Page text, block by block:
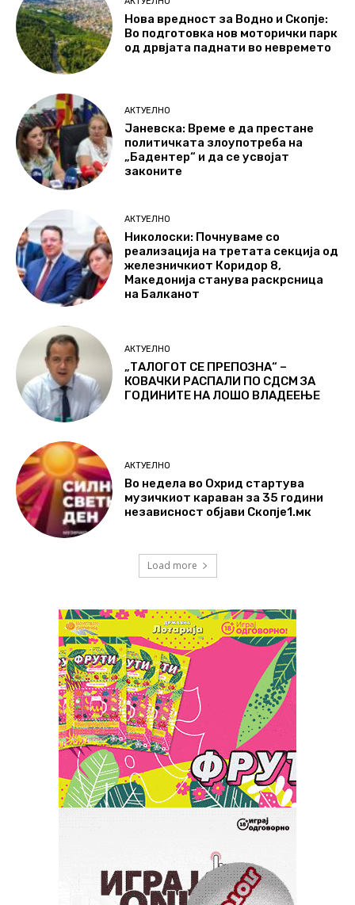
Нова вредност за Водно и Скопје:
Во подготовка нов моторички парк
од дрвјата паднати во невремето
АКТУЕЛНО
Јаневска: Време е да престане
политичката злоупотреба на
„Бадентер“ и да се усвојат
законите
АКТУЕЛНО
Николоски: Почнуваме со
реализација на третата секција од
железничкиот Коридор 8,
Македонија станува раскрсница
на Балканот
АКТУЕЛНО
„ТАЛОГОТ СЕ ПРЕПОЗНА“ –
КОВАЧКИ РАСПАЛИ ПО СДСМ ЗА
ГОДИНИТЕ НА ЛОШО ВЛАДЕЕЊЕ
АКТУЕЛНО
Во недела во Охрид стартува
музичкиот караван за 35 години
независност објави Скопје1.мк
Load more